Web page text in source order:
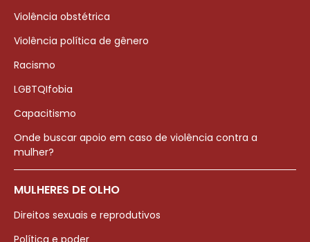
Violência obstétrica
Violência política de gênero
Racismo
LGBTQIfobia
Capacitismo
Onde buscar apoio em caso de violência contra a
mulher?
MULHERES DE OLHO
Direitos sexuais e reprodutivos